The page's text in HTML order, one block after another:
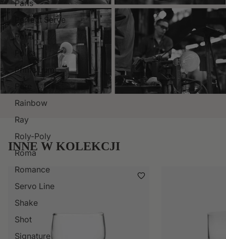
Paris
Perfect Serve
Perla
Polka
Prima Lumi
Rainbow
Ray
Roly-Poly
Roma
Romance
Servo Line
Shake
Shot
Signature
INNE W KOLEKCJI